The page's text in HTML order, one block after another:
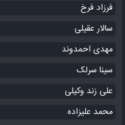
فرزاد فرخ
سالار عقیلی
مهدی احمدوند
سینا سرلک
علی زند وکیلی
محمد علیزاده